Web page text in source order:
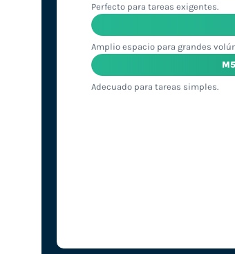
Perfecto para tareas exigentes.
Amplio espacio para grandes
M5
Adecuado para tareas simples.